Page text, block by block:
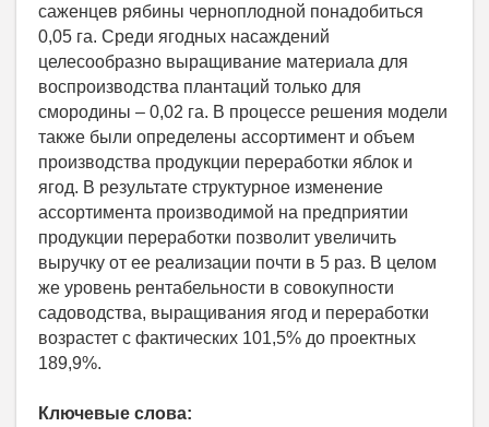
саженцев рябины черноплодной понадобиться
0,05 га. Среди ягодных насаждений
целесообразно выращивание материала для
воспроизводства плантаций только для
смородины – 0,02 га. В процессе решения модели
также были определены ассортимент и объем
производства продукции переработки яблок и
ягод. В результате структурное изменение
ассортимента производимой на предприятии
продукции переработки позволит увеличить
выручку от ее реализации почти в 5 раз. В целом
же уровень рентабельности в совокупности
садоводства, выращивания ягод и переработки
возрастет с фактических 101,5% до проектных
189,9%.
Ключевые слова: